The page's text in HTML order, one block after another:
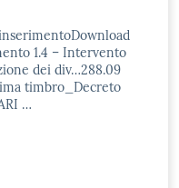
1.4 – Intervento
dei div…288.09
timbro_Decreto
…